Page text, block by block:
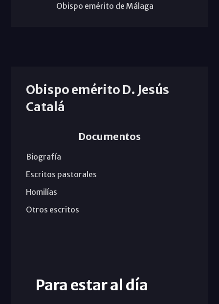
Obispo emérito de Málaga
Obispo emérito D. Jesús
Catalá
Documentos
Biografía
Escritos pastorales
Homilías
Otros escritos
Para estar al día